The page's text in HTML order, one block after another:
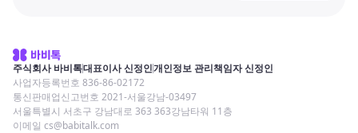
주식회사 바비톡대표이사 신정인개인정보 관리책임자 신정인
사업자등록번호 836-86-02172
통신판매업신고번호 2021-서울강남-03497
서울특별시 서초구 강남대로 363 363강남타워 11층
이메일 cs@babitalk.com